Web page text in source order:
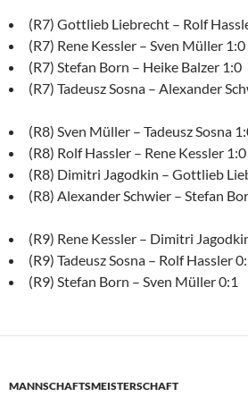
(R7) Gottlieb Liebrecht – Rolf
(R7) Rene Kessler – Sven Müller 1:0
(R7) Stefan Born – Heike Balzer 1:0
(R7) Tadeusz Sosna – Alexander
(R8) Sven Müller – Tadeusz Sosna
(R8) Rolf Hassler – Rene Kessler 1:0
(R8) Dimitri Jagodkin – Gottlieb
(R8) Alexander Schwier – Stefan
(R9) Rene Kessler – Dimitri
(R9) Tadeusz Sosna – Rolf Hassler
(R9) Stefan Born – Sven Müller 0:1
MANNSCHAFTSMEISTERSCHAFT